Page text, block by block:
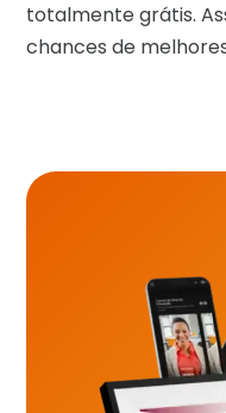
totalmente grátis.
chances de